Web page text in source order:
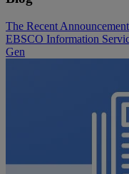
The Recent
EBSCO Information
Gen